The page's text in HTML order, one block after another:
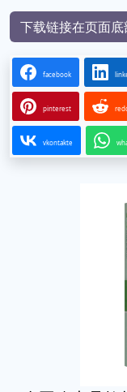
下载链接在页面底
facebook
pinterest
vkontakte